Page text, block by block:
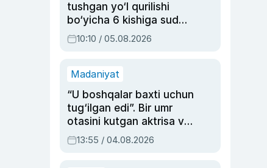
tushgan yo‘l qurilishi
bo‘yicha 6 kishiga sud
hukmi o‘qildi
10:10 / 05.08.2026
Madaniyat
“U boshqalar baxti uchun
tug‘ilgan edi”. Bir umr
otasini kutgan aktrisa va
dublyaj ustasi Rimma
Ahmedovaning
13:55 / 04.08.2026